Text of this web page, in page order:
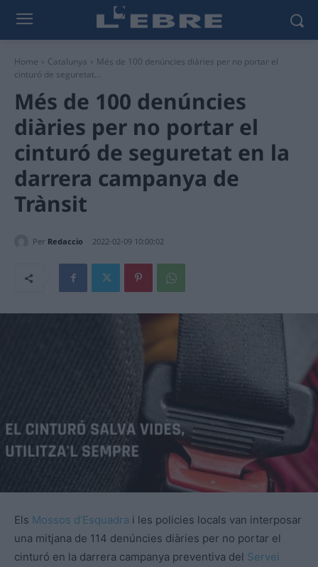
Home Catalunya
Més de 100 denúncies diàries per no portar el
cinturó de seguretat...
Més de 100 denúncies
diàries per no portar el
cinturó de seguretat en la
darrera campanya de
Trànsit
Per Redaccio 2022-02-09 10:00:02
Els Mossos d’Esquadra i les policies locals van interposar
una mitjana de 114 denúncies diàries per no portar el
cinturó en la darrera campanya preventiva del Servei